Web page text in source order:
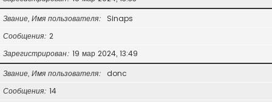
Звание, Имя пользователя
Sinaps
Сообщения 2
Зарегистрирован 19 мар 2024, 13:49
Звание, Имя пользователя
donc
Сообщения 14